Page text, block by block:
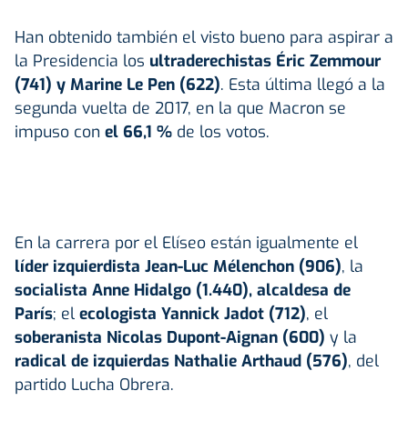
Han obtenido también el visto bueno para aspirar a
la Presidencia los ultraderechistas Éric Zemmour
(741) y Marine Le Pen (622). Esta última llegó a la
segunda vuelta de 2017, en la que Macron se
impuso con el 66,1 % de los votos.
En la carrera por el Elíseo están igualmente el
líder izquierdista Jean-Luc Mélenchon (906), la
socialista Anne Hidalgo (1.440), alcaldesa de
París; el ecologista Yannick Jadot (712), el
soberanista Nicolas Dupont-Aignan (600) y la
radical de izquierdas Nathalie Arthaud (576), del
partido Lucha Obrera.